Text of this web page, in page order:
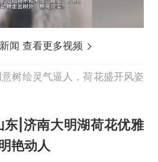
闻 查看更多视频
树绘灵气逼人，荷花盛开风姿
东|济南大明湖荷花优雅
艳动人